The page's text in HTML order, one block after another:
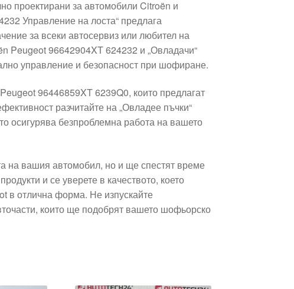
проектирани за автомобили Citroën и
Управление на лоста“ предлага
за всеки автосервиз или любител на
Peugeot 96642904XT 624232 и „Овладачи“
управление и безопасност при шофиране.
96446859XT 6239Q0, които предлагат
разчитайте на „Овладее пъчки“
осигурява безпроблемна работа на вашето
на вашия автомобил, но и ще спестят време
и се уверете в качеството, което
в отлична форма. Не изпускайте
които ще подобрят вашето шофьорско